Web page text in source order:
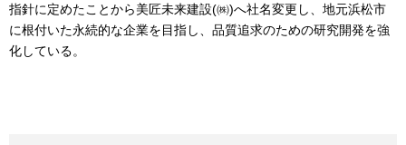
指針に定めたことから美匠未来建設(㈱)へ社名変更し、地元浜松市
に根付いた永続的な企業を目指し、品質追求のための研究開発を強
化している。